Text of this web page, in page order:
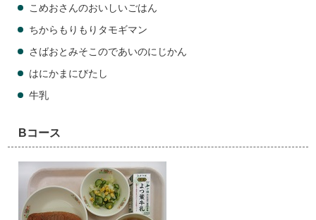
こめおさんのおいしいごはん
ちからもりもりタモギマン
さばおとみそこのであいのにじかん
はにかまにびたし
牛乳
Bコース